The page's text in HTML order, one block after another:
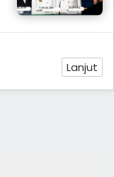
Lanjut